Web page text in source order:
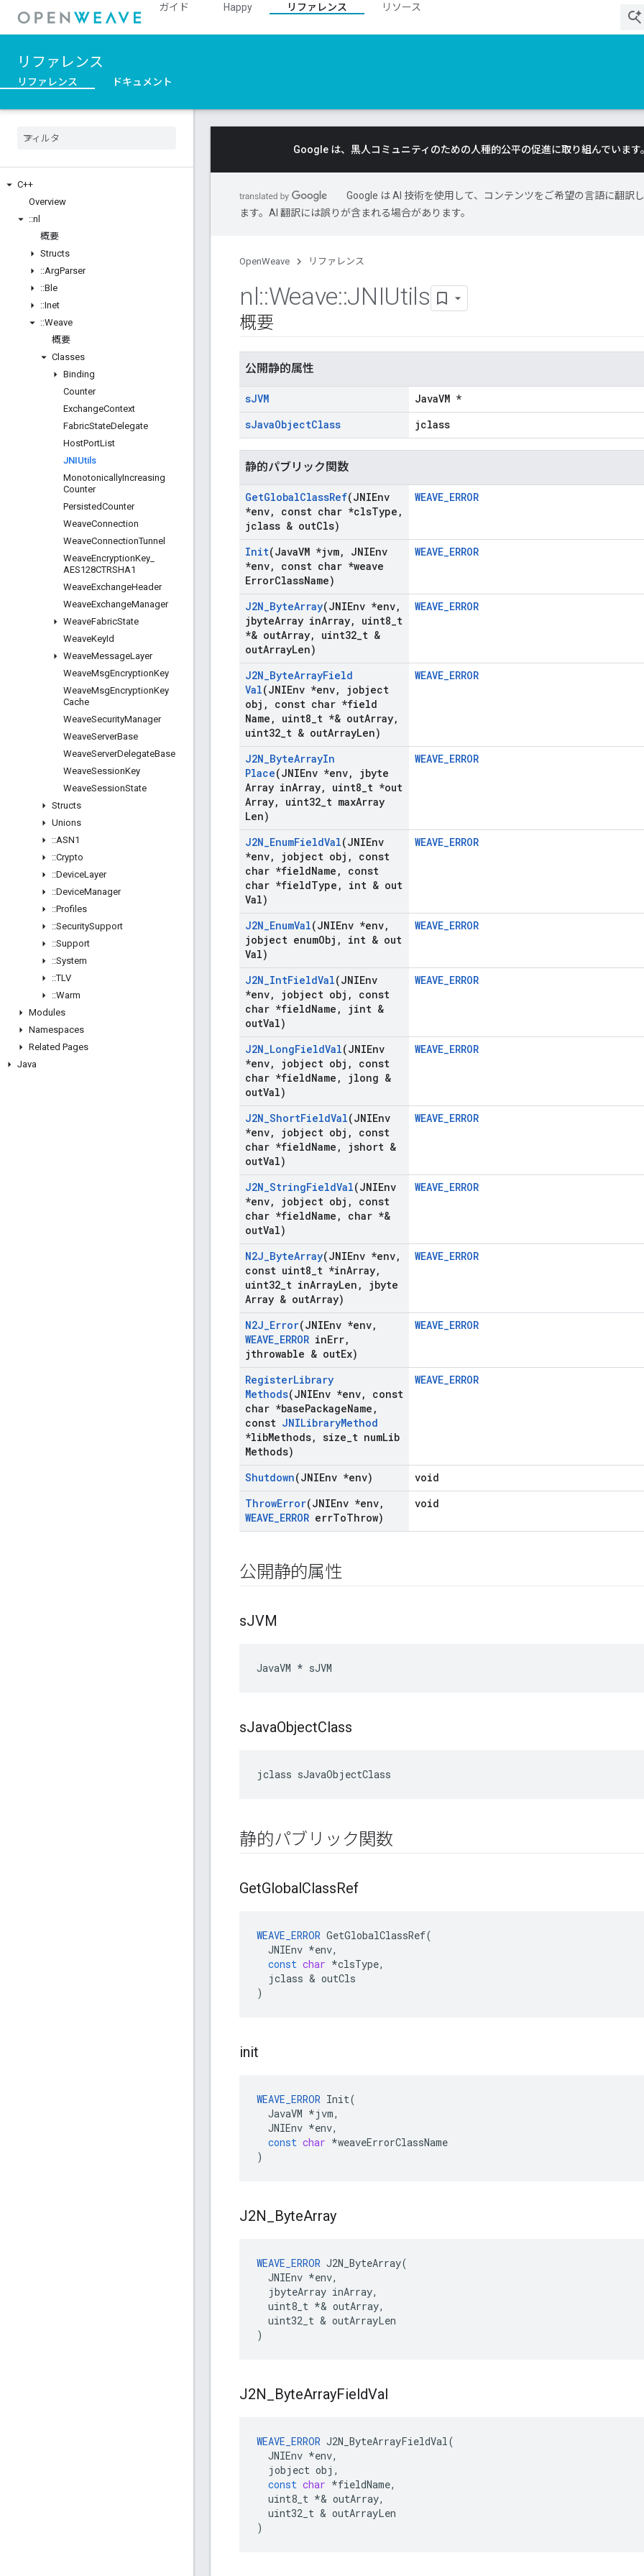
ガイド Happy リファレンス
リソース
リファレンス
リファレンス ドキュメント
C++
Overview
::nl
概要
Structs
::ArgParser
::Ble
::Inet
::Weave
概要
Classes
Binding
Counter
ExchangeContext
FabricStateDelegate
HostPortList
JNIUtils
MonotonicallyIncreasing
Counter
PersistedCounter
WeaveConnection
WeaveConnectionTunnel
WeaveEncryptionKey
AES128CTRSHA1
WeaveExchangeHeader
WeaveExchangeManager
WeaveFabricState
WeaveKeyId
WeaveMessageLayer
WeaveMsgEncryptionKey
WeaveMsgEncryptionKey
Cache
WeaveSecurityManager
WeaveServerBase
WeaveServerDelegateBase
WeaveSessionKey
WeaveSessionState
Structs
Unions
::ASN1
::Crypto
::DeviceLayer
::DeviceManager
::Profiles
::SecuritySupport
::Support
::System
::TLV
::Warm
Modules
Namespaces
Related Pages
Java
Google は、黒人コミュニティのための人種的公平の促進に取り組んでいます。
Google は AI 技術を使用して、コンテンツをご希望の言語に翻訳
ます。AI 翻訳には誤りが含まれる場合があります。
OpenWeave リファレンス
nl::Weave::JNIUtils
概要
公開静的属性
sJVM
JavaVM *
sJavaObjectClass jclass
静的パブリック関数
GetGlobalClassRef(JNIEnv
*env, const char *clsType ,
jclass & outCls)
WEAVE_ERROR
Init(JavaVM *jvm,
JNIEnv
*env,
const char *weave
ErrorClassName)
WEAVE_ERROR
J2N_ByteArray(JNIEnv *env,
jbyteArray inArray, uint8 t
*& outArray, uint32 t &
outArrayLen)
WEAVE_ERROR
J2N_ByteArrayField
Val(JNIEnv *env,
jobject
obj ,
const char *field
Name , uint8 t *& outArray,
uint32 t & outArrayLen)
WEAVE_ERROR
J2N_ByteArrayIn
Place(JNIEnv *env,
jbyte
Array inArray, uint8 t *out
Array, uint32 t maxArray
Len)
WEAVE_ERROR
J2N_EnumFieldVal(JNIEnv
*env, jobject obj ,
const
char *fieldName ,
const
char *fieldType ,
int & out
Val)
WEAVE_ERROR
J2N_EnumVal(JNIEnv *env,
jobject enumObj ,
int & out
Val)
WEAVE_ERROR
J2N_IntFieldVal(JNIEnv
*env, jobject obj ,
const
char *fieldName ,
jint &
outVal)
WEAVE_ERROR
J2N_LongFieldVal(JNIEnv
*env, jobject obj ,
const
char *fieldName ,
jlong &
outVal)
WEAVE_ERROR
J2N_ShortFieldVal(JNIEnv
*env, jobject obj ,
const
char *fieldName ,
jshort &
outVal)
WEAVE_ERROR
J2N_StringFieldVal(JNIEnv
*env, jobject obj ,
const
char *fieldName ,
char *&
outVal)
WEAVE_ERROR
N2J_ByteArray(JNIEnv *env,
const uint8 t *inArray,
uint32 t inArrayLen ,
jbyte
Array & outArray)
WEAVE_ERROR
N2J_Error(JNIEnv *env,
WEAVE_ERROR inErr,
jthrowable & outEx)
WEAVE_ERROR
RegisterLibrary
Methods(JNIEnv *env,
const
char *basePackageName ,
const JNILibraryMethod
*libMethods, size t numLib
Methods)
WEAVE_ERROR
Shutdown(JNIEnv *env)
void
ThrowError(JNIEnv *env,
WEAVE_ERROR errToThrow)
void
公開静的属性
sJVM
JavaVM * sJVM
sJavaObjectClass
jclass sJavaObjectClass
静的パブリック関数
GetGlobalClassRef
WEAVE_ERROR GetGlobalClassRef(
JNIEnv *env,
const char *clsType,
jclass & outCls
)
init
WEAVE_ERROR Init(
JavaVM *jvm,
JNIEnv *env,
const char *weaveErrorClassName
)
J2N ByteArray
WEAVE_ERROR J2N_ByteArray(
  JNIEnv
*env,
  jbyteArray inArray,
  uint8_t *
& outArray,
  uint32_t & outArrayLen
)
J2N ByteArrayFieldVal
WEAVE_ERROR J2N_ByteArrayFieldVal(
JNIEnv *env,
jobject obj ,
const char *fieldName,
uint8_t *& outArray,
uint32_t & outArrayLen
)